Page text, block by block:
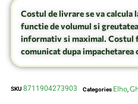
Costul de livrare se va calcula
functie de volumul si
informativ si maximal. Costul
comunicat dupa impachetarea
SKU 8711904273903 Categories Elho